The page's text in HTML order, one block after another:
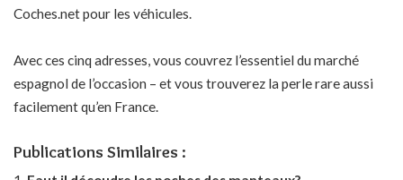
Coches.net pour les véhicules.
Avec ces cinq adresses, vous couvrez l’essentiel du marché
espagnol de l’occasion – et vous trouverez la perle rare aussi
facilement qu’en France.
Publications Similaires :